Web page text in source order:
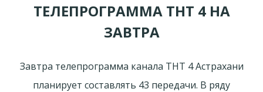
ТЕЛЕПРОГРАММА ТНТ 4 НА
ЗАВТРА
Завтра телепрограмма канала ТНТ 4 Астрахани
планирует составлять 43 передачи. В ряду